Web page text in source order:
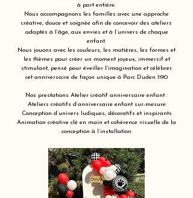
à part entière.
Nous accompagnons les familles avec une approche
créative, douce et soignée afin de concevoir des ateliers
adaptés à l’âge, aux envies et à l’univers de chaque
enfant.
Nous jouons avec les couleurs, les matières, les formes et
les thèmes pour créer un moment joyeux, immersif et
stimulant, pensé pour éveiller l’imagination et célébrer
cet anniversaire de façon unique à Parc Duden 1190
Nos prestations Atelier créatif anniversaire enfant :
Ateliers créatifs d’anniversaire enfant sur-mesure
Conception d’univers ludiques, décoratifs et inspirants
Animation créative clé en main et cohérence visuelle de la
conception à l’installation